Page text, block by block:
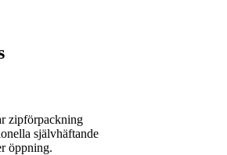
zipförpackning
självhäftande
öppning.